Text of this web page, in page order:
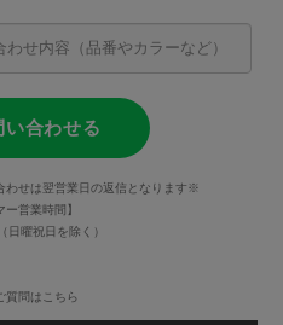
合わせる
せは翌営業日の返信となります※
ー営業時間】
曜祝日を除く）
質問はこちら